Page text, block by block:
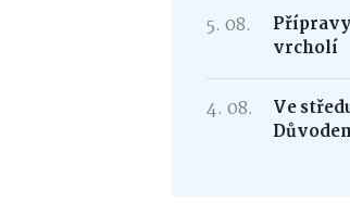
5. 08.
vrcholí
4. 08.
Ve